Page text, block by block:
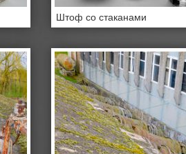
Штоф со стаканами